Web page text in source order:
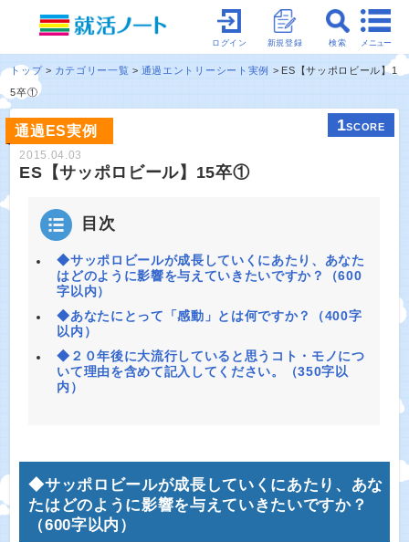
メニュー
検索
新規登録
ログイン
トップ カテゴリー一覧 通過エントリーシート実例
ES【サッポロビール】1
5卒①
通過ES実例 1SCORE
2015.04.03
ES【サッポロビール】15卒①
目次
◆サッポロビールが成長していくにあたり、あなた
はどのように影響を与えていきたいですか？（600
字以内）
◆あなたにとって「感動」とは何ですか？（400字
以内）
◆２０年後に大流行していると思うコト・モノにつ
いて理由を含めて記入してください。（350字以
内）
◆サッポロビールが成長していくにあたり、あな
たはどのように影響を与えていきたいですか？
（600字以内）